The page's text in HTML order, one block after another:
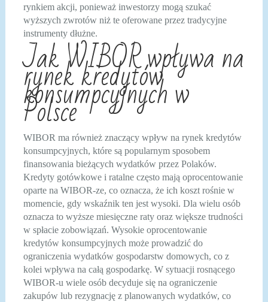
rynkiem akcji, ponieważ inwestorzy mogą szukać
wyższych zwrotów niż te oferowane przez tradycyjne
instrumenty dłużne.
Jak WIBOR wpływa na
rynek kredytów
konsumpcyjnych w
Polsce
WIBOR ma również znaczący wpływ na rynek kredytów
konsumpcyjnych, które są popularnym sposobem
finansowania bieżących wydatków przez Polaków.
Kredyty gotówkowe i ratalne często mają oprocentowanie
oparte na WIBOR-ze, co oznacza, że ich koszt rośnie w
momencie, gdy wskaźnik ten jest wysoki. Dla wielu osób
oznacza to wyższe miesięczne raty oraz większe trudności
w spłacie zobowiązań. Wysokie oprocentowanie
kredytów konsumpcyjnych może prowadzić do
ograniczenia wydatków gospodarstw domowych, co z
kolei wpływa na całą gospodarkę. W sytuacji rosnącego
WIBOR-u wiele osób decyduje się na ograniczenie
zakupów lub rezygnację z planowanych wydatków, co